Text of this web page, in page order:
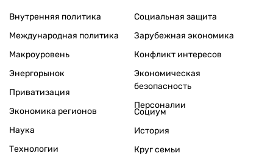
Внутренняя политика
Международная политика
Макроуровень
Энергорынок
Приватизация
Экономика регионов
Социальная защита
Зарубежная экономика
Конфликт интересов
Экономическая
безопасность
Персоналии
Наука
Технологии
Социум
История
Круг семьи